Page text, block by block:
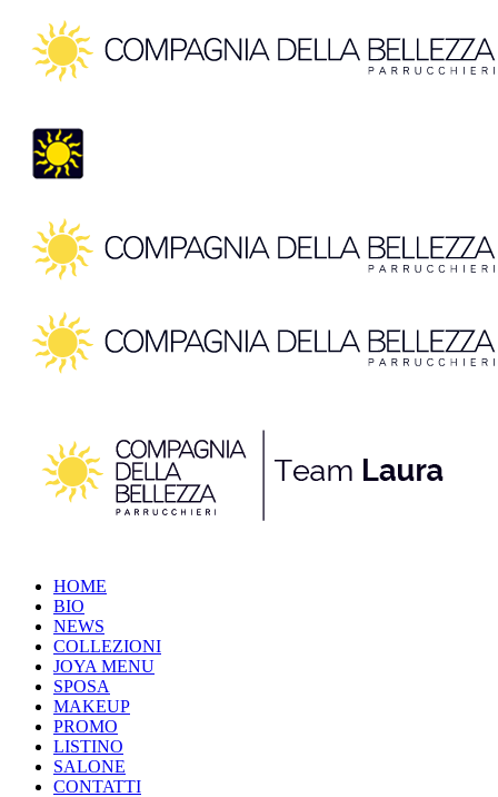
HOME
BIO
NEWS
COLLEZIONI
JOYA MENU
SPOSA
MAKEUP
PROMO
LISTINO
SALONE
CONTATTI